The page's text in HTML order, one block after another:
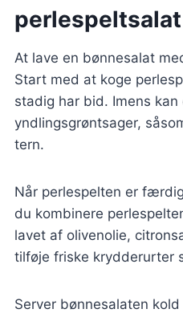
perlespeltsalat
At lave en bønnesalat
Start med at koge
stadig har bid. Imens
yndlingsgrøntsager,
tern.
Når perlespelten er
du kombinere
lavet af olivenolie,
tilføje friske krydderurter
Server bønnesalaten